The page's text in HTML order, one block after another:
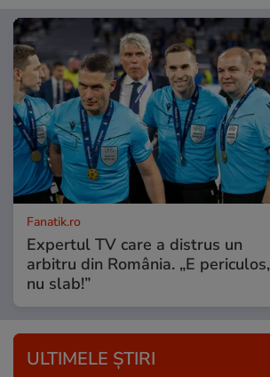
Fanatik.ro
Expertul TV care a distrus un
arbitru din România. „E periculos,
nu slab!”
ULTIMELE ȘTIRI